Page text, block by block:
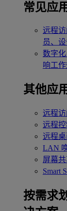
常见应
远程
员、设
数字
响工作
其他应
远程访
远程控
远程
LAN
屏幕
Smart
按需求